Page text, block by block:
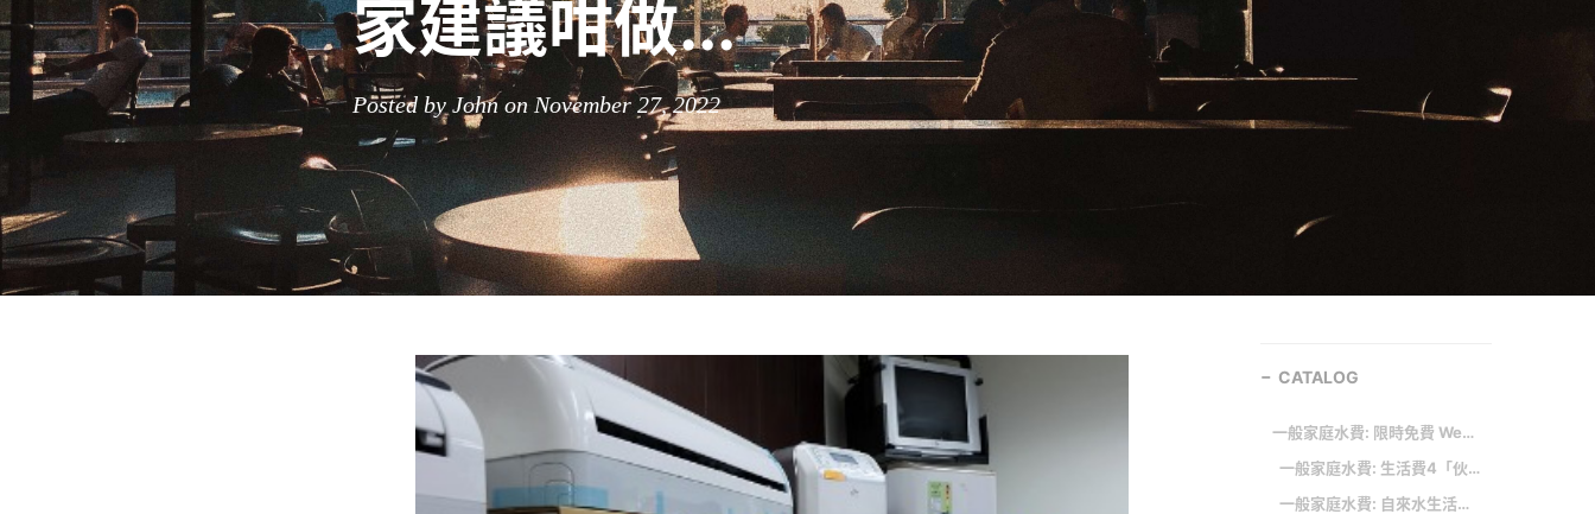
家建議咁做...
Posted by John on November 27, 2022
CATALOG
一般家庭水費: 限時免費 Website Screenshot Generator 自動化網頁截圖工具，輸入網址完成批量截圖
一般家庭水費: 生活費4「伙食費」：日本的食品價格
一般家庭水費: 自來水生活用水量統計